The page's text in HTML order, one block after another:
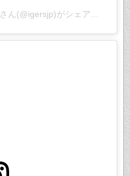
さん(@igersjp)がシェアした投稿 –